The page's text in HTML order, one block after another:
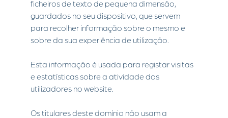
ficheiros de texto de pequena dimensão,
guardados no seu dispositivo, que servem
para recolher informação sobre o mesmo e
sobre da sua experiência de utilização.
Esta informação é usada para registar visitas
e estatísticas sobre a atividade dos
utilizadores no website.
Os titulares deste domínio não usam a